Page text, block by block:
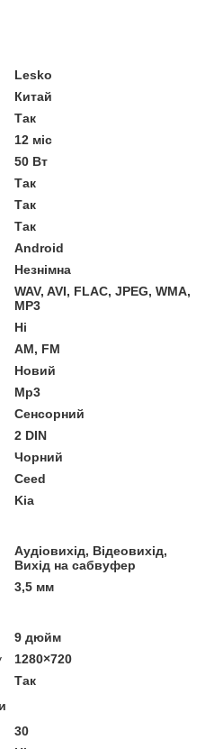
Lesko
Китай
Так
12 міс
50 Вт
Так
Так
Так
Android
Незнімна
WAV, AVI, FLAC, JPEG, WMA,
MP3
Ні
AM, FM
Новий
Mp3
Сенсорний
2 DIN
Чорний
Ceed
Kia
Аудіовихід, Відеовихід,
Вихід на сабвуфер
3,5 мм
9 дюйм
1280×720
Так
30